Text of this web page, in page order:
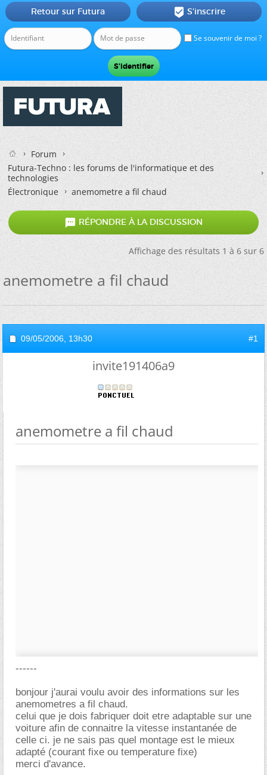
Se souvenir de moi ?
Retour sur Futura  S'inscrire
Forum
Futura-Techno : les forums de l'informatique et des
technologies
Électronique
anemometre a fil chaud
 RÉPONDRE À LA DISCUSSION
Affichage des résultats 1 à 6 sur 6
anemometre a fil chaud
09/05/2006, 13h30 #1
invite191406a9
anemometre a fil chaud
------
bonjour j'aurai voulu avoir des informations sur les
anemometres a fil chaud.
celui que je dois fabriquer doit etre adaptable sur une
voiture afin de connaitre la vitesse instantanée de
celle ci. je ne sais pas quel montage est le mieux
adapté (courant fixe ou temperature fixe)
merci d'avance.